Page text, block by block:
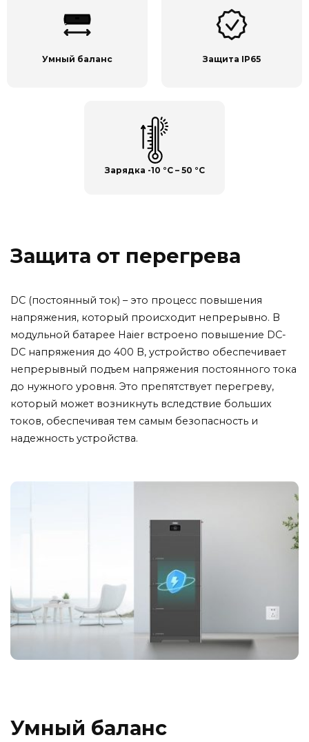
Умный баланс Защита IP65
Зарядка -10 °C – 50 °C
Защита от перегрева
DC (постоянный ток) – это процесс повышения
напряжения, который происходит непрерывно. В
модульной батарее Haier встроено повышение DC-
DC напряжения до 400 В, устройство обеспечивает
непрерывный подъем напряжения постоянного тока
до нужного уровня. Это препятствует перегреву,
который может возникнуть вследствие больших
токов, обеспечивая тем самым безопасность и
надежность устройства.
Умный баланс